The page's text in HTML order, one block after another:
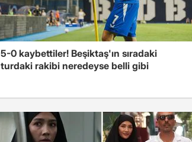
5-0 kaybettiler! Beşiktaş'ın sıradaki
turdaki rakibi neredeyse belli gibi